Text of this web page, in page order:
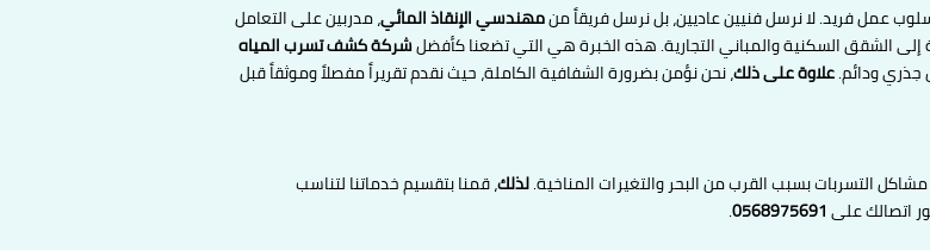
عمل فريد. لا نرسل فنيين عاديين، بل نرسل فريقاً منمهندسي الإنقاذ المائي، مدربين على التعامل
الشقق السكنية والمباني التجارية. هذه الخبرة هي التي تضعنا كأفضلشركة كشف تسرب المياه
جذري ودائم.علاوة على ذلك، نحن نؤمن بضرورة الشفافية الكاملة، حيث نقدم تقريراً مفصلاً وموثقاً قبل
التسربات بسبب القرب من البحر والتغيرات المناخية.لذلك، قمنا بتقسيم خدماتنا لتناسب
اتصالك على0568975691
.